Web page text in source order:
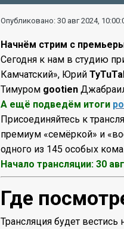
Опубликовано:30 авг 2024,
Начнём стрим с
Сегодня к нам в студию
Камчатский», Юрий
Тимуром gootien
А ещё подведём итоги
Присоединяйтесь к
премиум «семёркой» и
одного из 145 особых
Начало трансляции: 30
Где
Трансляция будет